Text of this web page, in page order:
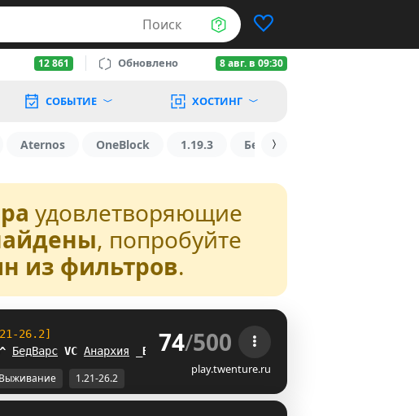
Поиск
12 861 Обновлено 8 авг. в 09:30
СОБЫТИЕ ХОСТИНГ
Aternos OneBlock 1.19.3 БедВарс
удовлетворяющие
, попробуйте
из фильтров.
26.2]
Y БедВарс NV Анархия ^Q 74/500
play.twenture.ru
Выживание 1.21-26.2